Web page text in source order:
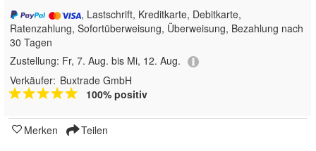
, Lastschrift, Kreditkarte, Debitkarte,
Ratenzahlung, Sofortüberweisung, Überweisung, Bezahlung nach
30 Tagen
Zustellung: Fr, 7. Aug. bis Mi, 12. Aug.
Verkäufer: Buxtrade GmbH
100% positiv
Merken Teilen